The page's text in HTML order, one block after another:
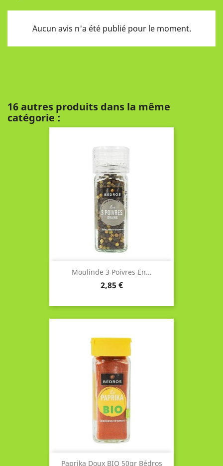
Aucun avis n'a été publié pour le moment.
16 autres produits dans la même
catégorie :
Moulinde 3 Poivres En...
Prix
2,85 €
Paprika Doux BIO 50gr Bédros